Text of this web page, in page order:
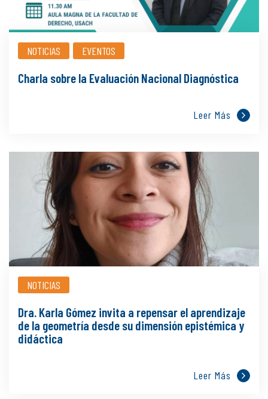
NOTICIAS EVENTOS
Charla sobre la Evaluación Nacional Diagnóstica
Leer Más
NOTICIAS
Dra. Karla Gómez invita a repensar el aprendizaje
de la geometría desde su dimensión epistémica y
didáctica
Leer Más